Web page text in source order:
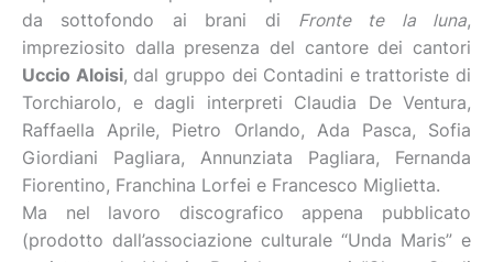
da sottofondo ai brani di Fronte te la luna,
impreziosito dalla presenza del cantore dei cantori
Uccio Aloisi, dal gruppo dei Contadini e trattoriste di
Torchiarolo, e dagli interpreti Claudia De Ventura,
Raffaella Aprile, Pietro Orlando, Ada Pasca, Sofia
Giordiani Pagliara, Annunziata Pagliara, Fernanda
Fiorentino, Franchina Lorfei e Francesco Miglietta.
Ma nel lavoro discografico appena pubblicato
(prodotto dall’associazione culturale “Unda Maris” e